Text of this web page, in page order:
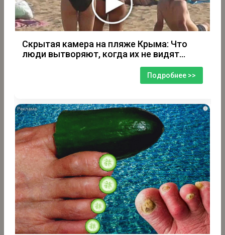
Скрытая камера на пляже Крыма: Что
люди вытворяют, когда их не видят...
Подробнее >>
i